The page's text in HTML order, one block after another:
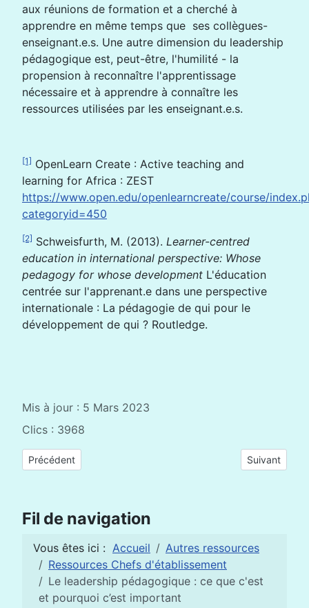
aux réunions de formation et a cherché à
apprendre en même temps que ses collègues-
enseignant.e.s. Une autre dimension du leadership
pédagogique est, peut-être, l'humilité - la
propension à reconnaître l'apprentissage
nécessaire et à apprendre à connaître les
ressources utilisées par les enseignant.e.s.
[1] OpenLearn Create : Active teaching and
learning for Africa : ZEST
https://www.open.edu/openlearncreate/course/
categoryid=450
[2] Schweisfurth, M. (2013). Learner-centred
education in international perspective: Whose
pedagogy for whose development L'éducation
centrée sur l'apprenant.e dans une perspective
internationale : La pédagogie de qui pour le
développement de qui ? Routledge.
Mis à jour : 5 Mars 2023
Clics : 3968
Article précédent : Il est possible de transformer les
Précédent Article
Suivant
Fil de navigation
Vous êtes ici : Accueil
Autres ressources
Ressources Chefs d'établissement
Le leadership pédagogique : ce que c'est
et pourquoi c’est important